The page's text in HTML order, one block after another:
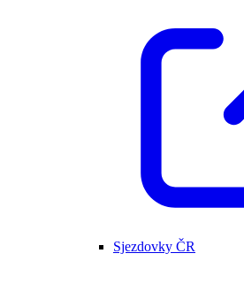
Sjezdovky ČR